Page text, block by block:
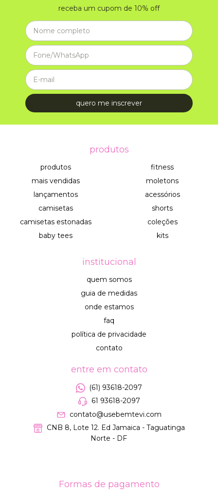
receba um cupom de 10% off
produtos
produtos
mais vendidas
lançamentos
camisetas
camisetas estonadas
baby tees
fitness
moletons
acessórios
shorts
coleções
kits
institucional
quem somos
guia de medidas
onde estamos
faq
política de privacidade
contato
entre em contato
(61) 93618-2097
61 93618-2097
contato@usebemtevi.com
CNB 8, Lote 12. Ed Jamaica - Taguatinga
Norte - DF
Formas de pagamento